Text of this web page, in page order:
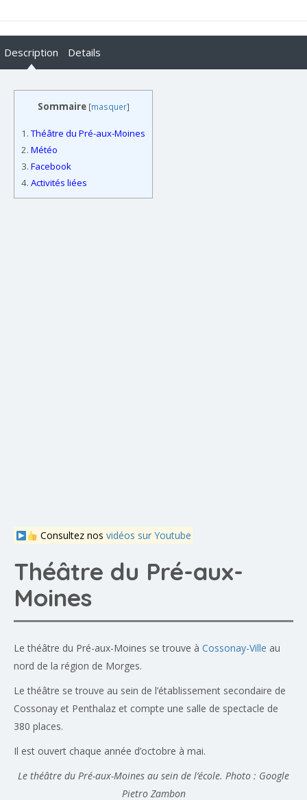
Description Details
Sommaire [masquer]
1.Théâtre du Pré-aux-Moines
2. Météo
3. Facebook
4. Activités liées
Consultez nos vidéos sur Youtube
Théâtre du Pré-aux-
Moines
Le théâtre du Pré-aux-Moines se trouve à Cossonay-Ville au
nord de la région de Morges.
Le théâtre se trouve au sein de l’établissement secondaire de
Cossonay et Penthalaz et compte une salle de spectacle de
380 places.
Il est ouvert chaque année d’octobre à mai.
Le théâtre du Pré-aux-Moines au sein de l’école. Photo : Google
Pietro Zambon